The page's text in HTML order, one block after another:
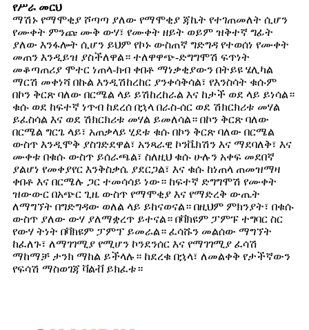
የሥራ መርህ
ማሽኑ የማሞቂያ ሾጣጣ ያለው የማሞቂያ ጃኬት የተገጠመለት ሲሆን
የሙቀት ምንጩ ሙቅ ውሃ፣ የሙቀት ዘይት ወይም ዝቅተኛ ግፊት
ያለው እንፋሎት ሲሆን ይህም የኮኑ ውስጠኛ ግድግዳ የተወሰነ የሙቀት
መጠን እንዲይዝ ያስችለዋል። ተለዋዋጭ-ድግግሞሽ ፍጥነት
መቆጣጠሪያ ሞተር ነጠላ-ክብ ቀበቶ ማነቃቂያውን በትይዩ ሄሊካል
ማርሽ መቀነሻ በኩል እንዲሽከረከር ያንቀሳቅሳል፣ የእንስሳት ቁሱም
በኮን ቅርጽ ባለው በርሜል ላይ ይሽከረከራል እና ከታች ወደ ላይ ይነሳል።
ቁሱ ወደ ከፍተኛ ነጥብ ከደረሰ በኋላ በራስ-ሰር ወደ ሽክርክሪቱ መሃል
ይፈስሳል እና ወደ ሽክርክሪቱ መሃል ይመለሳል። በኮን ቅርጽ ባለው
በርሜል ግርጌ ላይ፣ አጠቃላይ ሂደቱ ቁሱ በኮን ቅርጽ ባለው በርሜል
ውስጥ እንዲሞቅ ያስገድደዋል፣ አንጻራዊ ኮንቬክሽን እና ማደባለቅ፣ እና
ሙቀቱ በቁሱ ውስጥ ይሰራጫል፣ ስለዚህ ቁሱ ሁሉን አቀፍ መደበኛ
ያልሆነ የመቀያየር እንቅስቃሴ ያደርጋል፣ እና ቁሱ ከነጠላ ጠመዝማዛ
ቀበቶ እና በርሜሉ ጋር ተመሳሳይ ነው። ከፍተኛ ድግግሞሽ የሙቀት
ዝውውር በአጭር ጊዜ ውስጥ የማሞቂያ እና የማድረቅ ውጤት
ለማግኘት በግድግዳው ወለል ላይ ይከናወናል። በዚህም ምክንያት፣ በቁሱ
ውስጥ ያለው ውሃ ያለማቋረጥ ይተናል። በቫክዩም ፓምፑ ተግባር ስር
የውሃ ትነት በቫክዩም ፓምፕ ይመራል። ፈሳሹን መልሰው ማግኘት
ከፈለጉ፣ ለማገገሚያ የሚሆን ኮንደንሰር እና የማገገሚያ ፈሳሽ
ማከማቻ ታንክ ማከል ይችላሉ። ከደረቁ በኋላ፣ ለመልቀቅ የታችኛውን
የፍሳሽ ማስወገጃ ቫልቭ ይክፈቱ።